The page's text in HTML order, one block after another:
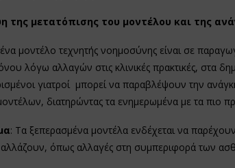
της μετατόπισης του μοντέλου και της
μοντέλο τεχνητής νοημοσύνης είναι σε
λόγω αλλαγών στις κλινικές πρακτικές, στα
γιατροί μπορεί να παραβλέψουν την
διατηρώντας τα ενημερωμένα με τα πιο
: Τα ξεπερασμένα μοντέλα ενδέχεται να παρέχουν
όπως αλλαγές στη συμπεριφορά των